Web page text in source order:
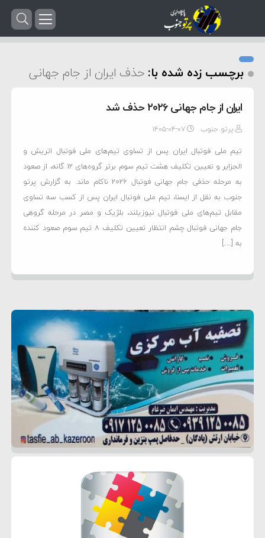
برچسب زده شده با: حذف ایران از جام جهانی
ایران از جام جهانی ۲۰۲۶ حذف شد
پرتو جنوب ۱۴۰۵-۰۴-۰۷
تیم ملی فوتبال ایران پس از تساوی تیم‌های ملی فوتبال اتریش و
الجزایر و تعیین تکلیف هشت تیم سوم برتر گروه‌های ۱۲ گانه، از صعود
به مرحله حذفی جام جهانی فوتبال ۲۰۲۶ ناکام ماند. به گزارش پرتو
جنوب به نقل از ایسنا، تیم ملی فوتبال ایران پس از کسب سه تساوی
مقابل تیم‌های ملی فوتبال نیوزیلند، بلژیک و مصر در مرحله گروهی
جام جهانی فوتبال چشم انتظار تعیین تکلیف ۸ تیم سوم صعود کننده
به […]